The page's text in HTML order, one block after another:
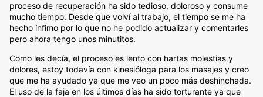
proceso de recuperación ha sido tedioso, doloroso y consume
mucho tiempo. Desde que volví al trabajo, el tiempo se me ha
hecho ínfimo por lo que no he podido actualizar y comentarles
pero ahora tengo unos minutitos.
Como les decía, el proceso es lento con hartas molestias y
dolores, estoy todavía con kinesióloga para los masajes y creo
que me ha ayudado ya que me veo un poco más deshinchada.
El uso de la faja en los últimos días ha sido torturante ya que